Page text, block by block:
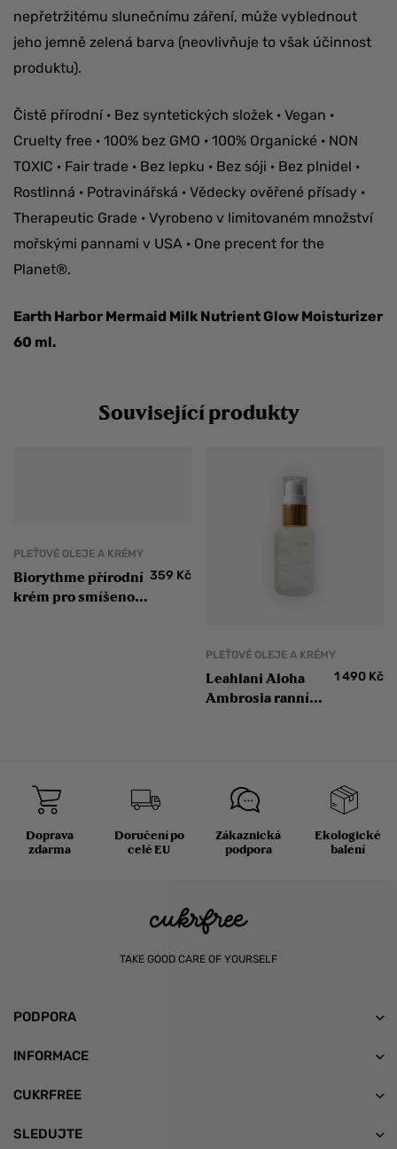
nepřetržitému slunečnímu záření, může vyblednout
jeho jemně zelená barva (neovlivňuje to však účinnost
produktu).
Čistě přírodní · Bez syntetických složek · Vegan ·
Cruelty free · 100% bez GMO · 100% Organické · NON
TOXIC · Fair trade · Bez lepku · Bez sóji · Bez plnidel ·
Rostlinná · Potravinářská · Vědecky ověřené přísady ·
Therapeutic Grade · Vyrobeno v limitovaném množství
mořskými pannami v USA · One precent for the
Planet®.
Earth Harbor Mermaid Milk Nutrient Glow Moisturizer
60 ml.
Související produkty
PLEŤOVÉ OLEJE A KRÉMY
Biorythme přírodní
krém pro smíšenou
359 Kč
PLEŤOVÉ OLEJE A KRÉMY
Leahlani Aloha
Ambrosia ranní
1 490 Kč
Doprava
zdarma
Doručení po
celé EU
Zákaznická
podpora
Ekologické
balení
TAKE GOOD CARE OF YOURSELF
PODPORA
INFORMACE
CUKRFREE
SLEDUJTE